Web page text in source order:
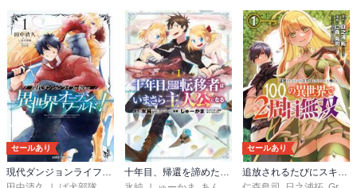
セールあり セールあり